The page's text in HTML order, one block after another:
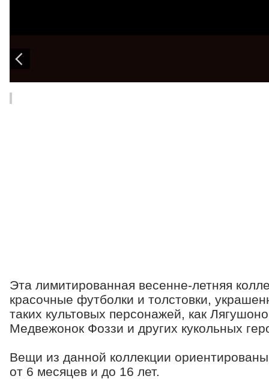
Эта лимитированная весенне-летняя
красочные футболки и толстовки,
таких культовых персонажей, как
Медвежонок Фоззи и других кукольных
Вещи из данной коллекции
от 6 месяцев и до 16 лет.